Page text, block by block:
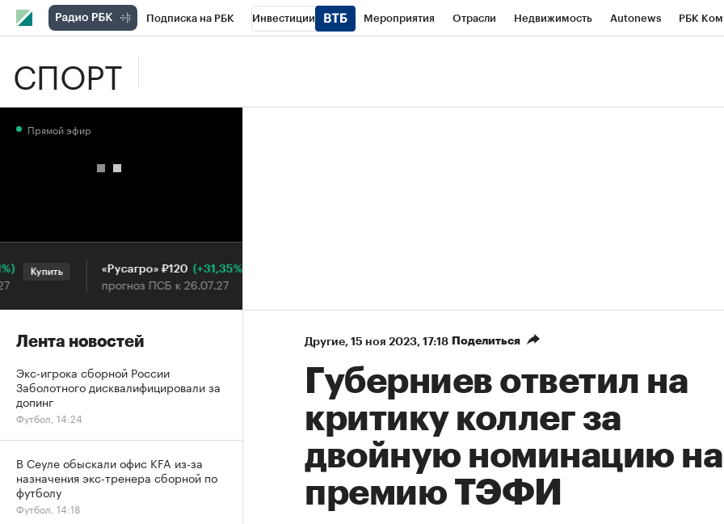
Подписка на РБК Инвестиции Мероприятия Отрасли Недвижимость Autonews РБК
СПОРТ
Другие⁠, 15 ноя 2023, 17:18 Поделиться
Губерниев ответил на
критику коллег за
двойную номинацию на
премию ТЭФИ
Прямой эфир
Купить «Русагро» ₽120 (+31,35%)
прогноз ПСБ к 26.07.27
Купить
Лента новостей
Экс-игрока сборной России
Заболотного дисквалифицировали за
допинг
Футбол, 14:24
В Сеуле обыскали офис KFA из-за
назначения экс-тренера сборной по
футболу
Футбол, 14:18